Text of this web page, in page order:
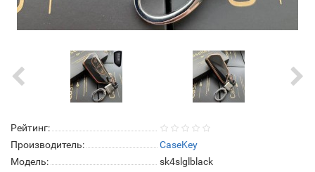
Рейтинг:
Производитель:
CaseKey
Модель:
sk4slglblack